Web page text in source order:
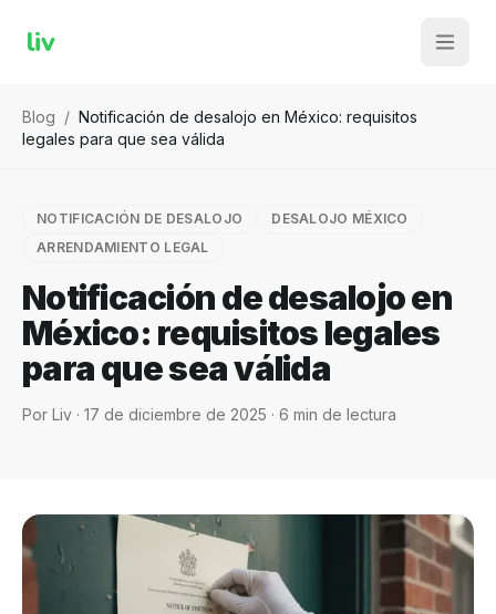
liv
Blog / Notificación de desalojo en México: requisitos
legales para que sea válida
NOTIFICACIÓN DE DESALOJO
DESALOJO MÉXICO
ARRENDAMIENTO LEGAL
Notificación de desalojo en
México: requisitos legales
para que sea válida
Por Liv · 17 de diciembre de 2025 · 6 min de lectura